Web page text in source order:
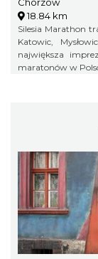
18.84 km
Silesia Marathon
Katowic,
największa
maratonów w